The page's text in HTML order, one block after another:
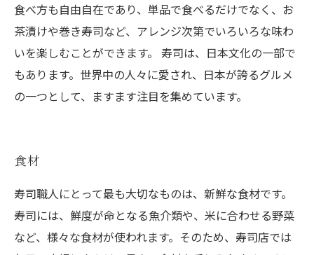
食べ方も自由自在であり、単品で食べるだけでなく、お
茶漬けや巻き寿司など、アレンジ次第でいろいろな味わ
いを楽しむことができます。 寿司は、日本文化の一部で
もあります。世界中の人々に愛され、日本が誇るグルメ
の一つとして、ますます注目を集めています。
食材
寿司職人にとって最も大切なものは、新鮮な食材です。
寿司には、鮮度が命となる魚介類や、米に合わせる野菜
など、様々な食材が使われます。そのため、寿司店では